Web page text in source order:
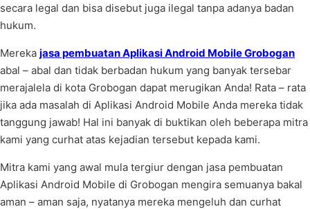
secara legal dan bisa disebut juga ilegal tanpa adanya badan
hukum.
Mereka jasa pembuatan Aplikasi Android Mobile Grobogan
abal – abal dan tidak berbadan hukum yang banyak tersebar
merajalela di kota Grobogan dapat merugikan Anda! Rata – rata
jika ada masalah di Aplikasi Android Mobile Anda mereka tidak
tanggung jawab! Hal ini banyak di buktikan oleh beberapa mitra
kami yang curhat atas kejadian tersebut kepada kami.
Mitra kami yang awal mula tergiur dengan jasa pembuatan
Aplikasi Android Mobile di Grobogan mengira semuanya bakal
aman – aman saja, nyatanya mereka mengeluh dan curhat